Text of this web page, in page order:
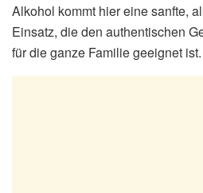
Alkohol kommt hier eine sanfte,
Einsatz, die den authentischen
für die ganze Familie geeignet ist.